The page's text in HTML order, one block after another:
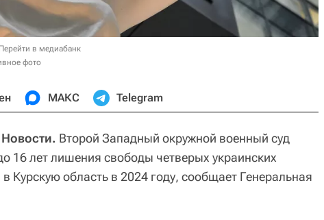
Перейти в медиабанк
фото
МАКС Telegram
Второй Западный окружной военный суд
16 лет лишения свободы четверых украинских
Курскую область в 2024 году, сообщает Генеральная